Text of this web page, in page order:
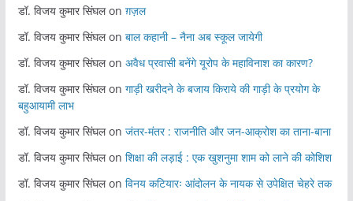
डॉ. विजय कुमार सिंघलon ग़ज़ल
डॉ. विजय कुमार सिंघलon बाल कहानी – नैना अब स्कूल जायेगी
डॉ. विजय कुमार सिंघलon अवैध प्रवासी बनेंगे यूरोप के महाविनाश का कारण?
डॉ. विजय कुमार सिंघलon गाड़ी खरीदने के बजाय किराये की गाड़ी के प्रयोग के
बहुआयामी लाभ
डॉ. विजय कुमार सिंघलon जंतर-मंतर : राजनीति और जन-आक्रोश का ताना-बाना
डॉ. विजय कुमार सिंघलon शिक्षा की लड़ाई : एक खुशनुमा शाम को लाने की कोशिश
डॉ. विजय कुमार सिंघलon विनय कटियारः आंदोलन के नायक से उपेक्षित चेहरे तक